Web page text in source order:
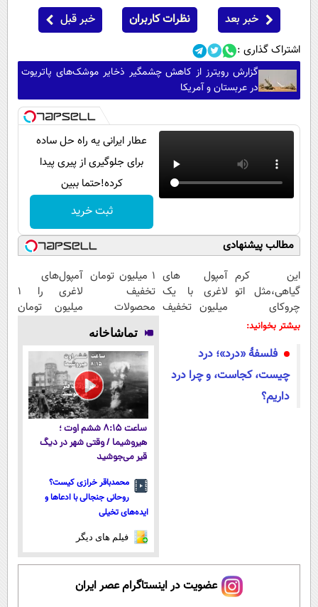
خبر بعد نظرات کاربران خبر قبل
اشتراک گذاری :
گزارش رویترز از کاهش چشمگیر ذخایر موشک‌های پاتریوت
در عربستان و آمریکا
عطار ایرانی یه راه حل ساده
برای جلوگیری از پیری پیدا
کرده!حتما ببین
ثبت خرید
مطالب پیشنهادی
این کرم
گیاهی،مثل اتو
چروکای
پوستتوصاف
آمپول های
لاغری با یک
میلیون تخفیف
معتبر
۱ میلیون تومان
تخفیف
محصولات
لاغری؛ یک قدم
نزدیک‌تر به
شروع کاهش
وزن
آمپول‌های
لاغری را ۱
میلیون تومان
بیشتر بخوانید:
فلسفۀ «درد»؛ درد
چیست، کجاست، و چرا درد
داریم؟
تماشاخانه
ساعت ۸:۱۵ ششم اوت ؛
هیروشیما / وقتی شهر در دیگ
قیر می‌جوشید
محمدباقر خرازی کیست؟
روحانی جنجالی با ادعاها و
ایده‌های تخیلی
فیلم های دیگر
عضویت در اینستاگرام عصر ایران